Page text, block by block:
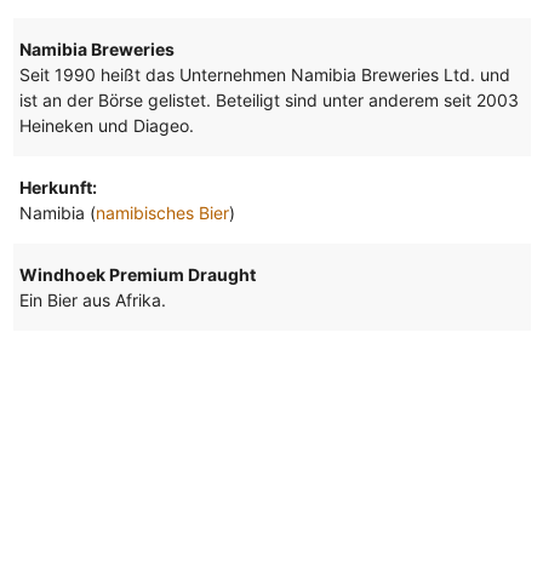
Namibia Breweries
Seit 1990 heißt das Unternehmen Namibia Breweries Ltd. und
ist an der Börse gelistet. Beteiligt sind unter anderem seit 2003
Heineken und Diageo.
Herkunft:
Namibia (namibisches Bier)
Windhoek Premium Draught
Ein Bier aus Afrika.